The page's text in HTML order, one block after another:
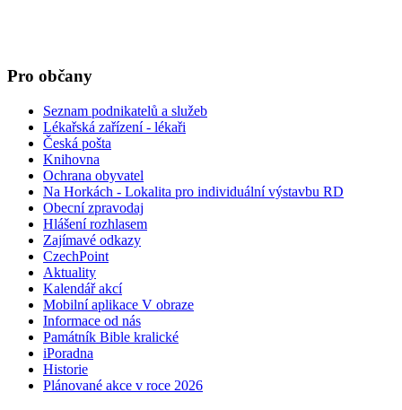
Pro občany
Seznam podnikatelů a služeb
Lékařská zařízení - lékaři
Česká pošta
Knihovna
Ochrana obyvatel
Na Horkách - Lokalita pro individuální výstavbu RD
Obecní zpravodaj
Hlášení rozhlasem
Zajímavé odkazy
CzechPoint
Aktuality
Kalendář akcí
Mobilní aplikace V obraze
Informace od nás
Památník Bible kralické
iPoradna
Historie
Plánované akce v roce 2026